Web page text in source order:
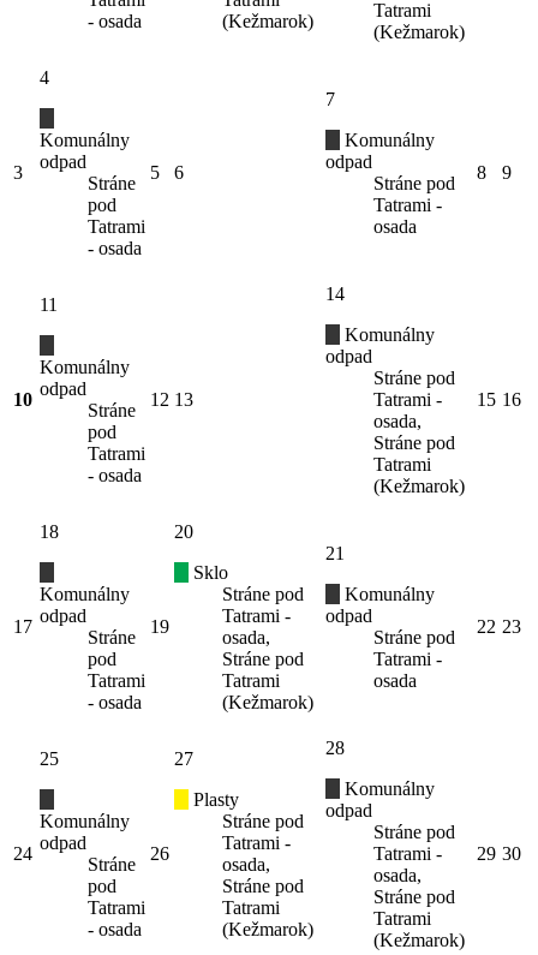
- osada
(Kežmarok)
Tatrami
(Kežmarok)
3
4
Komunálny
odpad
Stráne
pod
Tatrami
- osada
5 6
7
Komunálny
odpad
Stráne pod
Tatrami -
osada
8 9
10
11
Komunálny
odpad
Stráne
pod
Tatrami
- osada
12 13
14
Komunálny
odpad
Stráne pod
Tatrami -
osada,
Stráne pod
Tatrami
(Kežmarok)
15 16
17
18
Komunálny
odpad
Stráne
pod
Tatrami
- osada
19
20
Sklo
Stráne pod
Tatrami -
osada,
Stráne pod
Tatrami
(Kežmarok)
21
Komunálny
odpad
Stráne pod
Tatrami -
osada
22 23
24
25
Komunálny
odpad
Stráne
pod
Tatrami
- osada
26
27
Plasty
Stráne pod
Tatrami -
osada,
Stráne pod
Tatrami
(Kežmarok)
28
Komunálny
odpad
Stráne pod
Tatrami -
osada,
Stráne pod
Tatrami
(Kežmarok)
29 30